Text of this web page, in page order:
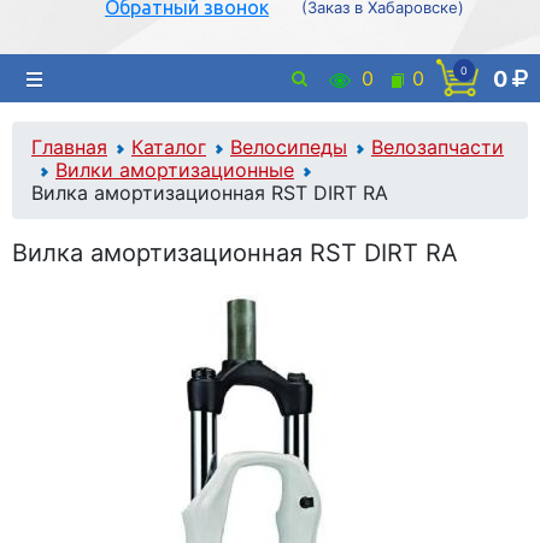
Обратный звонок (Заказ в Хабаровске)
0 0 0 0
Главная Каталог Велосипеды
Велозапчасти
Вилки амортизационные
Вилка амортизационная RST DIRT RA
Вилка амортизационная RST DIRT RA